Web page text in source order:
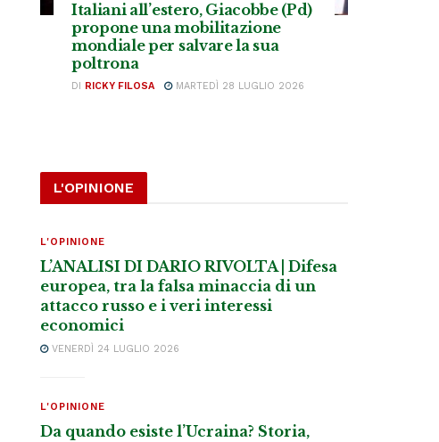
Italiani all’estero, Giacobbe (Pd)
propone una mobilitazione
mondiale per salvare la sua
poltrona
DI RICKY FILOSA MARTEDÌ 28 LUGLIO 2026
L'OPINIONE
L'OPINIONE
L’ANALISI DI DARIO RIVOLTA | Difesa
europea, tra la falsa minaccia di un
attacco russo e i veri interessi
economici
VENERDÌ 24 LUGLIO 2026
L'OPINIONE
Da quando esiste l’Ucraina? Storia,